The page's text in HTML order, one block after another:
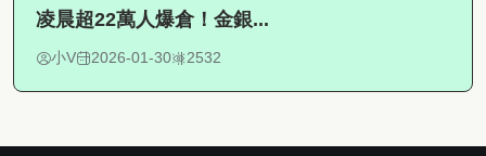
凌晨超22萬人爆倉！金銀...
小V 2026-01-30 2532